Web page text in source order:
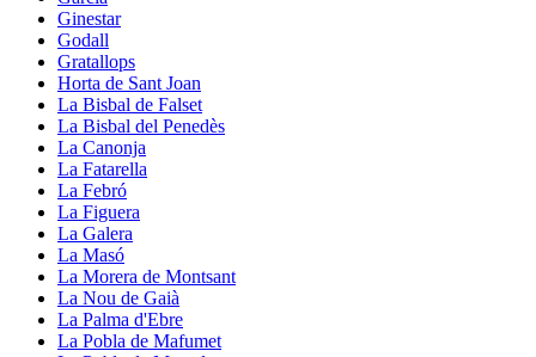
Ginestar
Godall
Gratallops
Horta de Sant Joan
La Bisbal de Falset
La Bisbal del Penedès
La Canonja
La Fatarella
La Febró
La Figuera
La Galera
La Masó
La Morera de Montsant
La Nou de Gaià
La Palma d'Ebre
La Pobla de Mafumet